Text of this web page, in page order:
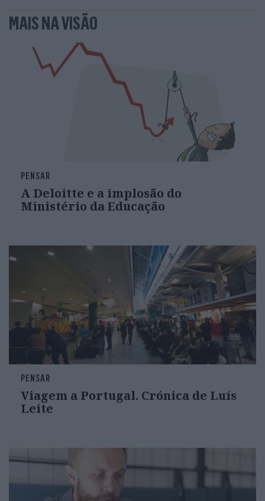
MAIS NA VISÃO
PENSAR
A Deloitte e a implosão do
Ministério da Educação
PENSAR
Viagem a Portugal. Crónica de Luís
Leite